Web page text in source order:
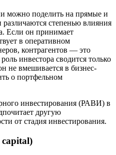
можно поделить на прямые и
степенью влияния
Если он принимает
в оперативном
контрагентов — это
инвестора сводится только
не вмешивается в бизнес-
о портфельном
инвестирования (РАВИ) в
другую
от стадия инвестирования.
capital)